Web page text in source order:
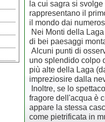
la cui sagra si
rappresentano il
il mondo dai
Nei Monti della
di bei paesaggi
Alcuni punti di
uno splendido colpo
più alte della Laga
impreziosire dalla
Inoltre, se lo
fragore dell'acqua è
appare la stessa
come pietrificata in